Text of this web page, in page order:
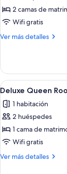
de
Habitación
doble,
de
matrimonio
2 camas de
Wifi gratis
Ver más detalles
Más
doble,
camas
matrimonio
Abrir
todas
las
fotos
de
Deluxe
Queen
7
Deluxe Queen
1 habitación
2 huéspedes
1 cama de
Wifi gratis
Ver más detalles
Más